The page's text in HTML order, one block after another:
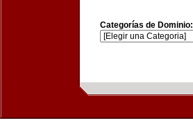
Categorías de Dominio: